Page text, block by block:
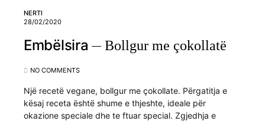
NERTI
28/02/2020
Embëlsira Bollgur me çokollatë
NO COMMENTS
Një recetë vegane, bollgur me çokollate. Përgatitja e
kësaj receta është shume e thjeshte, ideale për
okazione speciale dhe te ftuar special. Zgjedhja e